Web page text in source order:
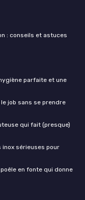
: conseils et astuces
parfaite et une
job sans se prendre
qui fait (presque)
inox sérieuses pour
en fonte qui donne